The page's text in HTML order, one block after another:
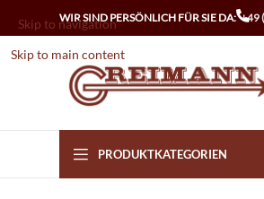
Skip to navigation
Skip to main content
WIR SIND PERSÖNLICH FÜR SIE DA: +49
PRODUKTKATEGORIEN